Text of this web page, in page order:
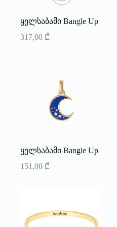
ყელსაბამი Bangle Up
317,00 ₾
ყელსაბამი Bangle Up
151,00 ₾